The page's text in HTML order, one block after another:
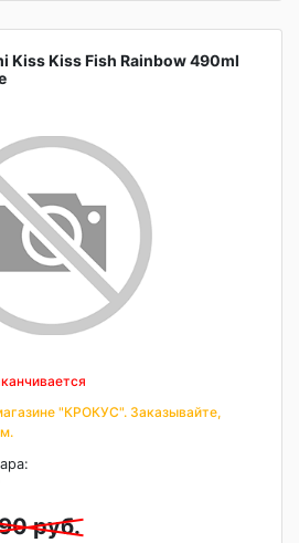
Kiss Kiss Fish Rainbow 490ml
"КРОКУС". Заказывайте,
руб.